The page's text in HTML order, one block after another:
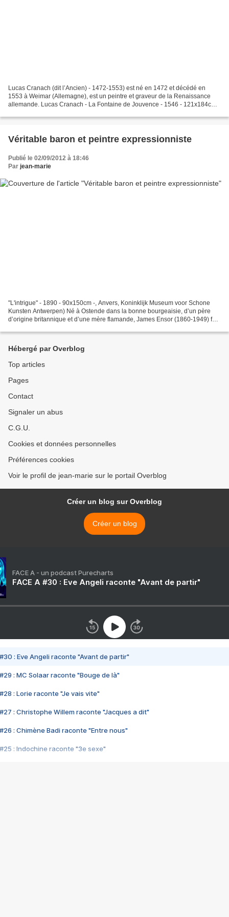
Lucas Cranach (dit l’Ancien) - 1472-1553) est né en 1472 et décédé en
1553 à Weimar (Allemagne), est un peintre et graveur de la Renaissance
allemande. Lucas Cranach - La Fontaine de Jouvence - 1546 - 121x184cm -
Véritable baron et peintre expressionniste
Publié le 02/09/2012 à 18:46
Par jean-marie
"L'intrigue" - 1890 - 90x150cm -, Anvers, Koninklijk Museum voor Schone
Kunsten Antwerpen) Né à Ostende dans la bonne bourgeaisie, d’un père
d’origine britannique et d’une mère flamande, James Ensor (1860-1949) fut
Hébergé par Overblog
Top articles
Pages
Contact
Signaler un abus
C.G.U.
Cookies et données personnelles
Préférences cookies
Voir le profil de jean-marie sur le portail Overblog
Créer un blog sur Overblog
Créer un blog
FACE A - un podcast Purecharts
FACE A #30 : Eve Angeli raconte "Avant de partir"
#30 : Eve Angeli raconte "Avant de partir"
#29 : MC Solaar raconte "Bouge de là"
#28 : Lorie raconte "Je vais vite"
#27 : Christophe Willem raconte "Jacques a dit"
#26 : Chimène Badi raconte "Entre nous"
#25 : Indochine raconte "3e sexe"